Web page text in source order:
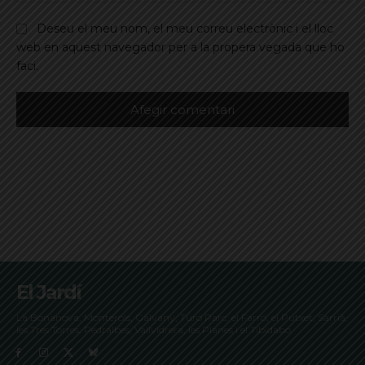
Deseu el meu nom, el meu correu electrònic i el lloc
web en aquest navegador per a la propera vegada que ho
faci.
El Jardí
La Bonanova, Monterols, Galvany, Turó Parc, el Farró, el Putxet, Sarrià,
les Tres Torres, Pedralbes, Vallvidrera, les Planes i el Tibidabo